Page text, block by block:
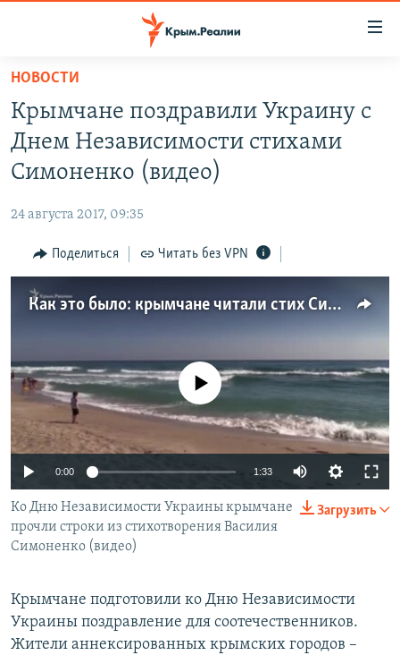
Вернуться
основному
содержанию
Вернутся
главной
навигации
Вернутся
поиску
СПЕЦПРОЕКТЫ
11 ЛЕТ ОККУПАЦИИ КРЫМА. 11 ИСТОРИЙ СОПРОТИВЛЕНИЯ
ВОДА
ЕЩЕ
ИНТЕРАКТИВ
ИНФОГРАФИКА
ПРОПАВШИЕ БЕЗ ВЕСТИ
ПОБЕДИТЕЛЕЙ НЕ СУДЯТ?
КРЫМ.НЕПОКОРЕННЫЙ
УКРАИНСКАЯ ПРОБЛЕМА КРЫМА
РАДІО СВОБОДА
КАК ОБОЙТИ БЛОКИРОВКУ
Qırımtatar
ПРИСОЕДИНЯЙТЕСЬ!
Все сайты RFE/RL
НОВОСТИ
Крымчане поздравили Украину с
Днем Независимости стихами
Симоненко (видео)
24 августа 2017, 09:35
Поделиться Читать без VPN
Как это было: крымчане читали стих Симоненко Ко Дню Независимости Украины
No media source currently available
0:00 1:33
Загрузить
Ко Дню Независимости Украины крымчане
прочли строки из стихотворения Василия
Симоненко (видео)
Крымчане подготовили ко Дню Независимости
Украины поздравление для соотечественников.
Жители аннексированных крымских городов –